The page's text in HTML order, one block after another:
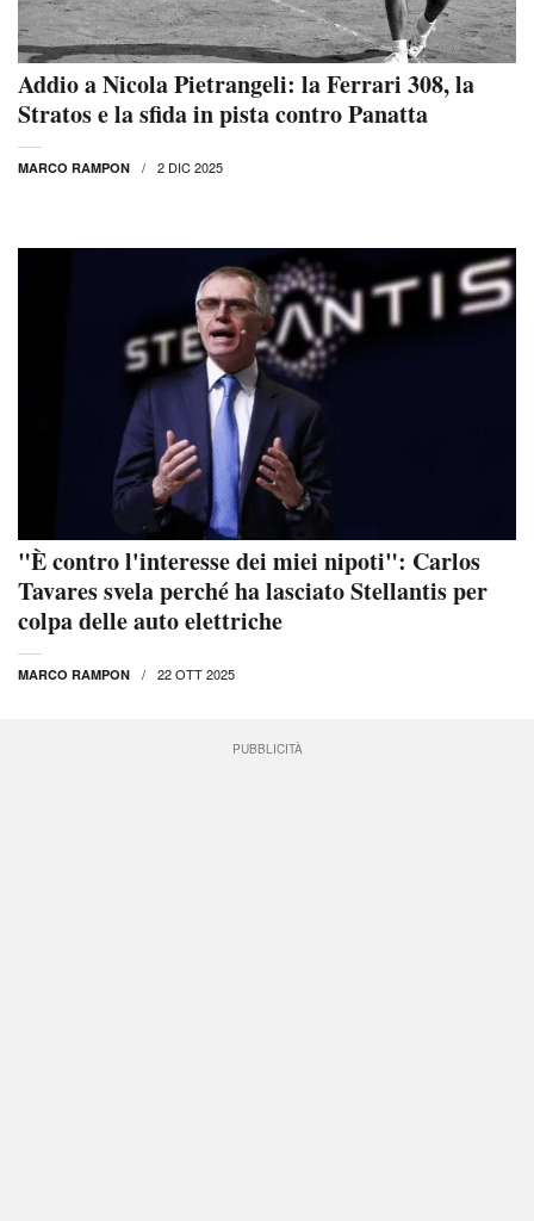
Addio a Nicola Pietrangeli: la Ferrari 308, la
Stratos e la sfida in pista contro Panatta
MARCO RAMPON 2 DIC 2025
"È contro l'interesse dei miei nipoti": Carlos
Tavares svela perché ha lasciato Stellantis per
colpa delle auto elettriche
MARCO RAMPON 22 OTT 2025
PUBBLICITÀ